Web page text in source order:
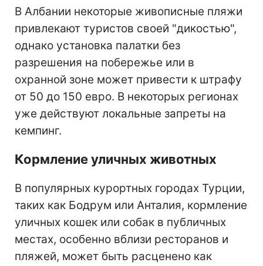
В Албании некоторые живописные пляжи
привлекают туристов своей "дикостью",
однако установка палатки без
разрешения на побережье или в
охранной зоне может привести к штрафу
от 50 до 150 евро. В некоторых регионах
уже действуют локальные запреты на
кемпинг.
Кормление уличных животных
В популярных курортных городах Турции,
таких как Бодрум или Анталия, кормление
уличных кошек или собак в публичных
местах, особенно вблизи ресторанов и
пляжей, может быть расценено как